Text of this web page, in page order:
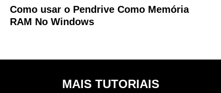
Como usar o Pendrive Como Memória
RAM No Windows
MAIS TUTORIAIS